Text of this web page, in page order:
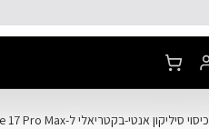
כיסוי סיליקון אנטי-בקטריאלי ל-iPhone 17 Pro Max